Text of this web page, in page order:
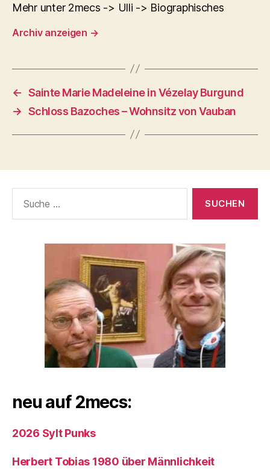
Mehr unter 2mecs -> Ulli -> Biographisches
Archiv anzeigen →
← Sainte Marie Madeleine in Vézelay Burgund
→ Schloss Bazoches – Wohnsitz von Vauban
nach:
neu auf 2mecs:
2026 Sylt Punks
Herbert Tobias 1980 über Männlichkeit